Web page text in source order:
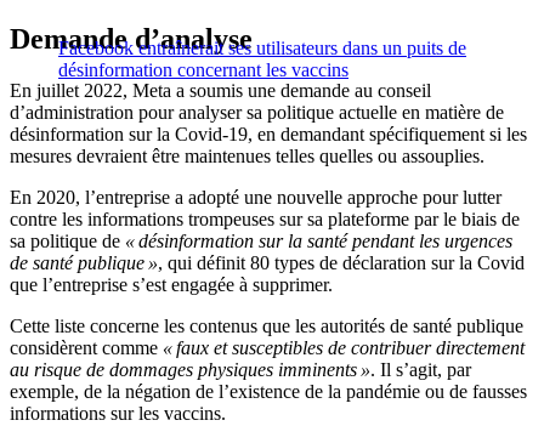
Facebook entraînerait ses utilisateurs dans un puits de
désinformation concernant les vaccins
Demande d’analyse
En juillet 2022, Meta a soumis une demande au conseil
d’administration pour analyser sa politique actuelle en matière de
désinformation sur la Covid-19, en demandant spécifiquement si les
mesures devraient être maintenues telles quelles ou assouplies.
En 2020, l’entreprise a adopté une nouvelle approche pour lutter
contre les informations trompeuses sur sa plateforme par le biais de
sa politique de « désinformation sur la santé pendant les urgences
de santé publique », qui définit 80 types de déclaration sur la Covid
que l’entreprise s’est engagée à supprimer.
Cette liste concerne les contenus que les autorités de santé publique
considèrent comme « faux et susceptibles de contribuer directement
au risque de dommages physiques imminents ». Il s’agit, par
exemple, de la négation de l’existence de la pandémie ou de fausses
informations sur les vaccins.